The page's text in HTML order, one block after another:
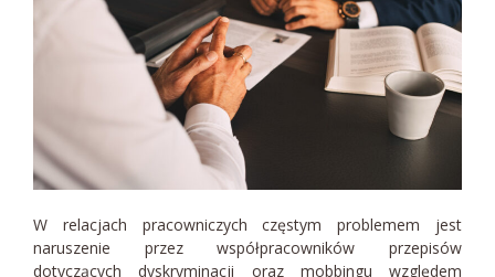
W relacjach pracowniczych częstym problemem jest
naruszenie przez współpracowników przepisów
dotyczących dyskryminacji oraz mobbingu względem